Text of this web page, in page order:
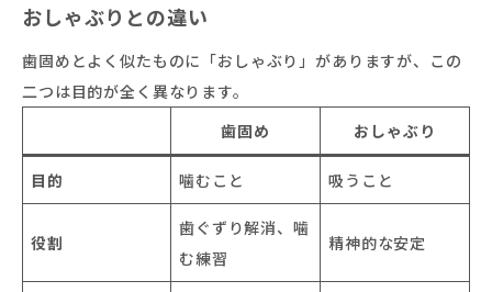
おしゃぶりとの違い
歯固めとよく似たものに「おしゃぶり」がありますが、この
二つは目的が全く異なります。
歯固め
おしゃぶり
目的 噛むこと 吸うこと
役割
歯ぐずり解消、噛
む練習
精神的な安定